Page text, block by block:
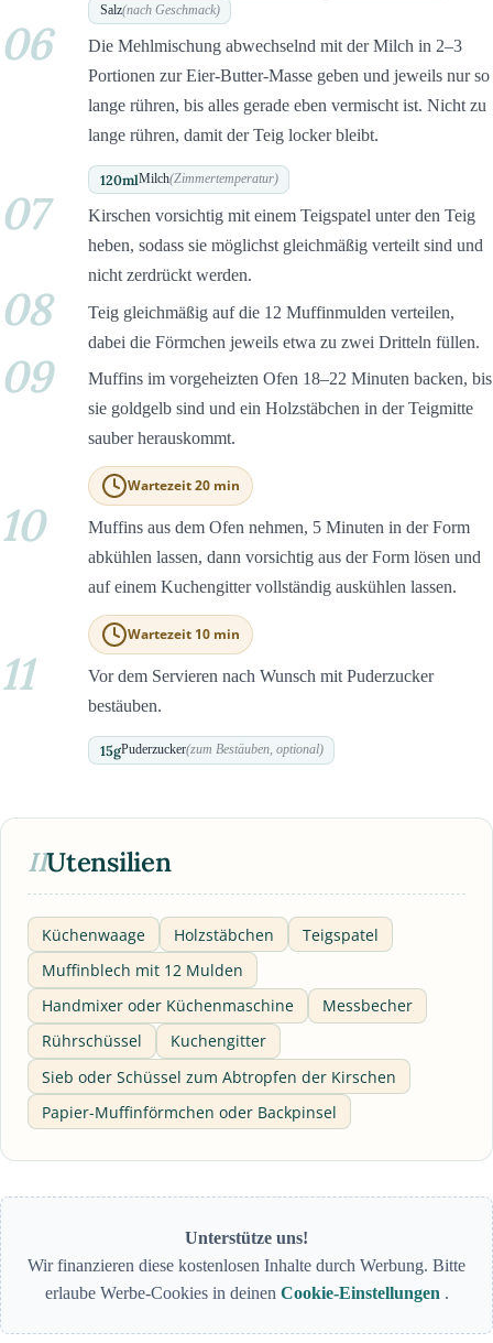
Salz(nach Geschmack)
06
Die Mehlmischung abwechselnd mit der Milch in 2–3
Portionen zur Eier-Butter-Masse geben und jeweils nur so
lange rühren, bis alles gerade eben vermischt ist. Nicht zu
lange rühren, damit der Teig locker bleibt.
120mlMilch(Zimmertemperatur)
07
Kirschen vorsichtig mit einem Teigspatel unter den Teig
heben, sodass sie möglichst gleichmäßig verteilt sind und
nicht zerdrückt werden.
08
Teig gleichmäßig auf die 12 Muffinmulden verteilen,
dabei die Förmchen jeweils etwa zu zwei Dritteln füllen.
09
Muffins im vorgeheizten Ofen 18–22 Minuten backen, bis
sie goldgelb sind und ein Holzstäbchen in der Teigmitte
sauber herauskommt.
Wartezeit 20 min
10
Muffins aus dem Ofen nehmen, 5 Minuten in der Form
abkühlen lassen, dann vorsichtig aus der Form lösen und
auf einem Kuchengitter vollständig auskühlen lassen.
Wartezeit 10 min
11
Vor dem Servieren nach Wunsch mit Puderzucker
bestäuben.
15gPuderzucker(zum Bestäuben, optional)
IIUtensilien
Küchenwaage Holzstäbchen
Teigspatel
Muffinblech mit 12 Mulden
Handmixer oder Küchenmaschine
Messbecher
Rührschüssel
Kuchengitter
Sieb oder Schüssel zum Abtropfen der Kirschen
Papier-Muffinförmchen oder Backpinsel
Unterstütze uns!
Wir finanzieren diese kostenlosen Inhalte durch Werbung. Bitte
erlaube Werbe-Cookies in deinen Cookie-Einstellungen .